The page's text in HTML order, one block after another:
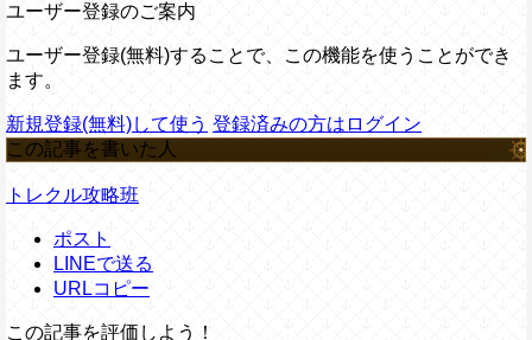
ユーザー登録のご案内
ユーザー登録(無料)することで、この機能を使うことができ
ます。
新規登録(無料)して使う 登録済みの方はログイン
この記事を書いた人
トレクル攻略班
ポスト
LINEで送る
URLコピー
この記事を評価しよう！